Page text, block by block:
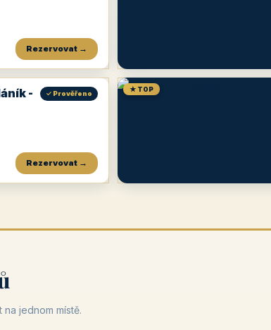
Rezervovat →
-
✓ Prověřeno
Rezervovat →
★ TOP
jednom místě.